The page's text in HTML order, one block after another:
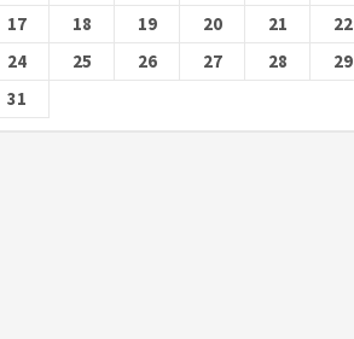
17
18 19 20 21 22
24
25 26 27 28 29
31